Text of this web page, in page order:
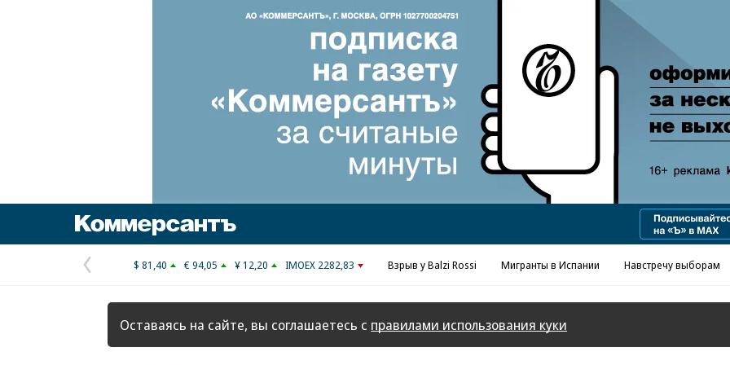
Предыдущая
страница
$ 81,40 € 94,05 ¥ 12,20 IMOEX 2282,83 Взрыв у Balzi Rossi Мигранты в Испании Навстречу выборам
Оставаясь на сайте, вы соглашаетесь с правилами использования куки